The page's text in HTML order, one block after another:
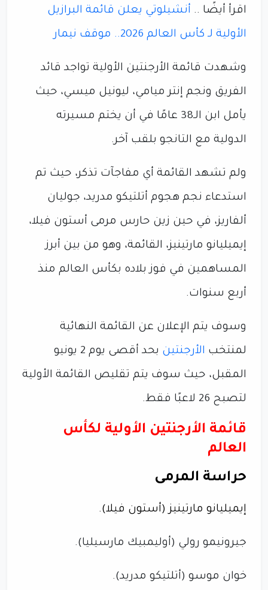
اقرأ أيضًا .. أنشيلوتي يعلن قائمة البرازيل
الأولية لـ كأس العالم 2026.. موقف نيمار
وشهدت قائمة الأرجنتين الأولية تواجد قائد
الفريق ونجم إنتر ميامي، ليونيل ميسي، حيث
يأمل ابن الـ38 عامًا في أن يختم مسيرته
الدولية مع التانجو بلقب آخر.
ولم تشهد القائمة أي مفاجآت تذكر، حيث تم
استدعاء نجم هجوم أتلتيكو مدريد، جوليان
ألفاريز، في حين زين حارس مرمى أستون فيلا،
إيميليانو مارتينيز، القائمة، وهو من بين أبرز
المساهمين في فوز بلاده بكأس العالم منذ
أربع سنوات.
وسوف يتم الإعلان عن القائمة النهائية
لمنتخب الأرجنتين
بحد أقصى يوم 2 يونيو
المقبل، حيث سوف يتم تقليص القائمة الأولية
لتصبح 26 لاعبًا فقط.
قائمة الأرجنتين الأولية لكأس
العالم
حراسة المرمى
إيميليانو مارتينيز (أستون فيلا).
جيرونيمو رولي (أوليمبيك مارسيليا).
خوان موسو (أتلتيكو مدريد).